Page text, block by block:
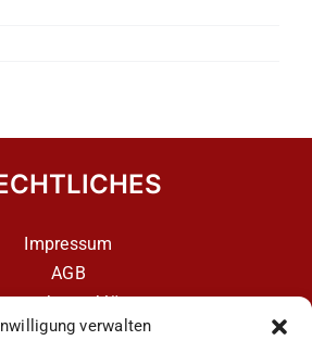
verwalten
Impressum
AGB
– aCATemy Katzentraining